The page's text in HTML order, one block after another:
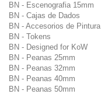
BN - Escenografia 15mm
BN - Cajas de Dados
BN - Accesorios de Pintura
BN - Tokens
BN - Designed for KoW
BN - Peanas 25mm
BN - Peanas 32mm
BN - Peanas 40mm
BN - Peanas 50mm